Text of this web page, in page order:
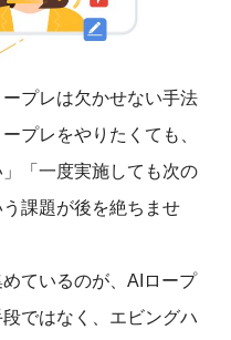
プレは欠かせない手法
プレをやりたくても、
「一度実施しても次の
課題が後を絶ちませ
ているのが、AIロープ
ではなく、エビングハ